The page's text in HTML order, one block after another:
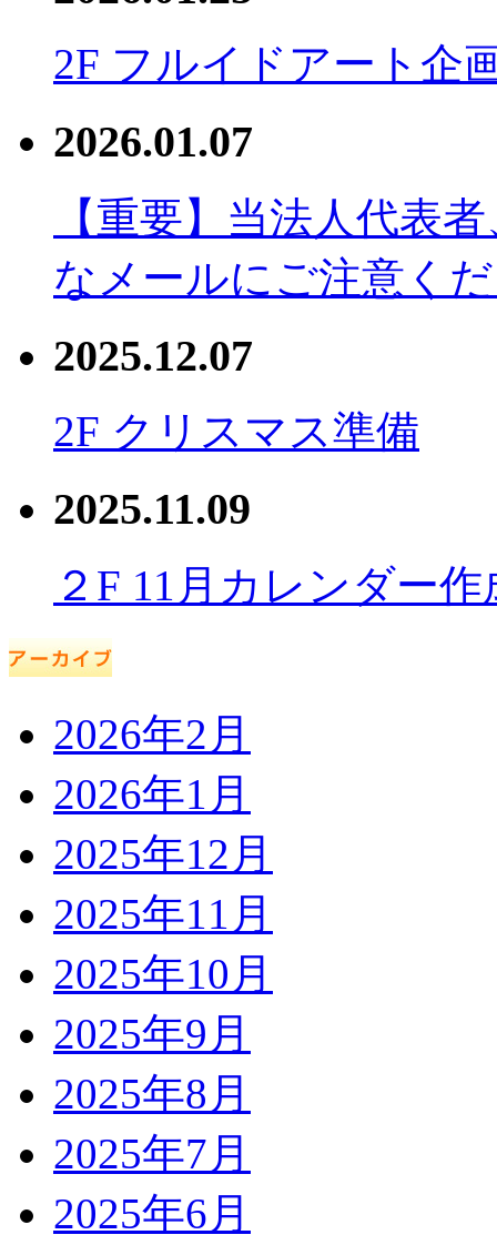
2F フルイドアート企
2026.01.07
【重要】当法人代表
なメールにご注意く
2025.12.07
2F クリスマス準備
2025.11.09
２F 11月カレンダー作
2026年2月
2026年1月
2025年12月
2025年11月
2025年10月
2025年9月
2025年8月
2025年7月
2025年6月